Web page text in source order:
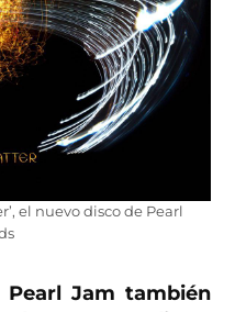
el nuevo disco de Pearl
Pearl Jam también